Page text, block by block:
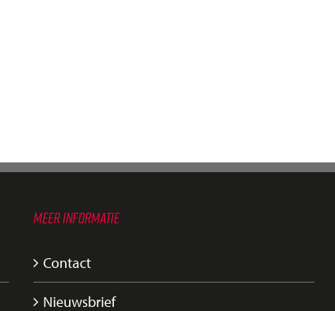
MEER INFORMATIE
Contact
Nieuwsbrief